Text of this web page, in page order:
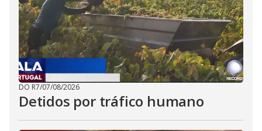
DO R7/07/08/2026
Detidos por tráfico humano